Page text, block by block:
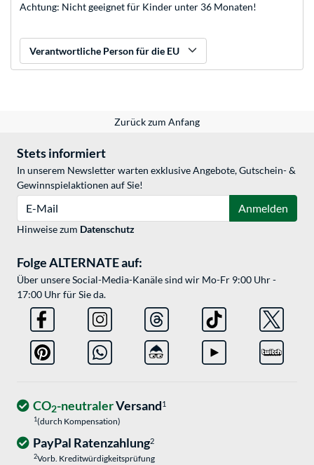
Achtung: Nicht geeignet für Kinder unter 36 Monaten!
Verantwortliche Person für die EU
Zurück zum Anfang
Stets informiert
In unserem Newsletter warten exklusive Angebote, Gutschein- &
Gewinnspielaktionen auf Sie!
Anmelden
Hinweise zum Datenschutz
Folge ALTERNATE auf:
Über unsere Social-Media-Kanäle sind wir Mo-Fr 9:00 Uhr -
17:00 Uhr für Sie da.
CO2-neutralerVersand1
1(durch Kompensation)
PayPal Ratenzahlung2
2Vorb. Kreditwürdigkeitsprüfung